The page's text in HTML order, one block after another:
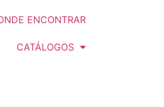
ENCONTRAR
CATÁLOGOS